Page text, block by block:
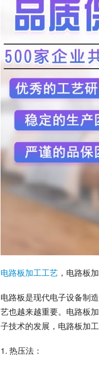
电路板加工工艺 ，电路板
电路板是现代电子设备制
艺也越来越重要。电路板
子技术的发展，电路板加
1. 热压法：